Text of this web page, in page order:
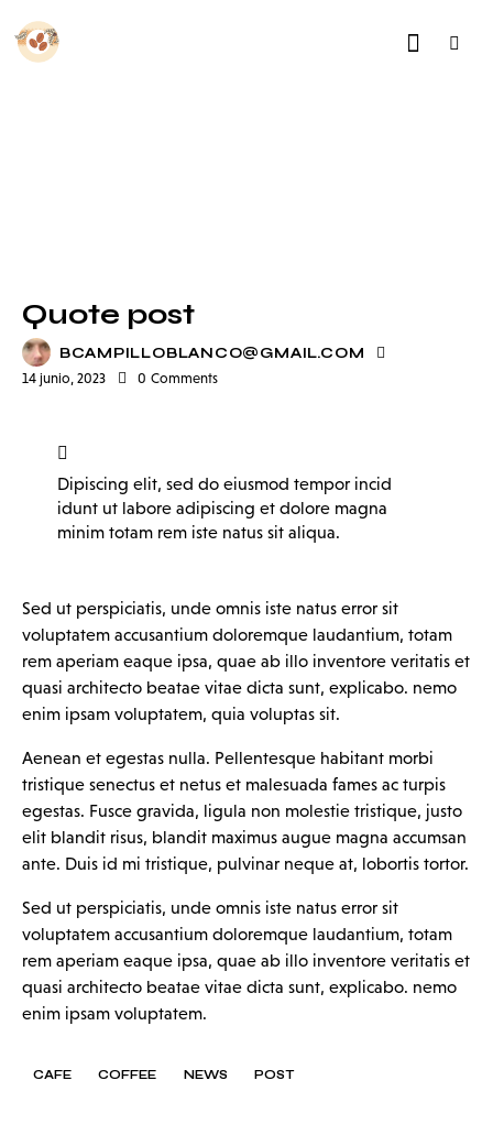
Quote post
BCAMPILLOBLANCO@GMAIL.COM
14 junio, 2023 0 Comments
Dipiscing elit, sed do eiusmod tempor incid
idunt ut labore adipiscing et dolore magna
minim totam rem iste natus sit aliqua.
Sed ut perspiciatis, unde omnis iste natus error sit
voluptatem accusantium doloremque laudantium, totam
rem aperiam eaque ipsa, quae ab illo inventore veritatis et
quasi architecto beatae vitae dicta sunt, explicabo. nemo
enim ipsam voluptatem, quia voluptas sit.
Aenean et egestas nulla. Pellentesque habitant morbi
tristique senectus et netus et malesuada fames ac turpis
egestas. Fusce gravida, ligula non molestie tristique, justo
elit blandit risus, blandit maximus augue magna accumsan
ante. Duis id mi tristique, pulvinar neque at, lobortis tortor.
Sed ut perspiciatis, unde omnis iste natus error sit
voluptatem accusantium doloremque laudantium, totam
rem aperiam eaque ipsa, quae ab illo inventore veritatis et
quasi architecto beatae vitae dicta sunt, explicabo. nemo
enim ipsam voluptatem.
CAFE COFFEE NEWS POST